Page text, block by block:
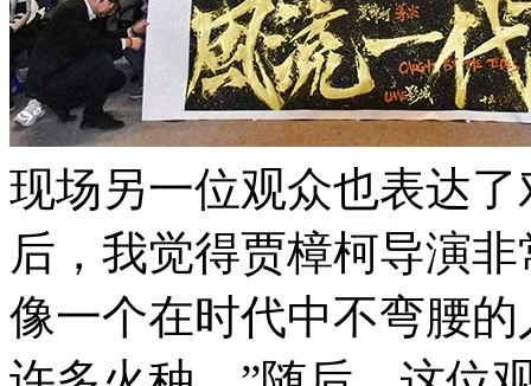
现场另一位观众也表达
后，我觉得贾樟柯导演
像一个在时代中不弯腰